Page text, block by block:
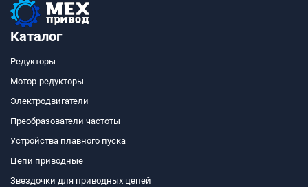
Каталог
Редукторы
Мотор-редукторы
Электродвигатели
Преобразователи частоты
Устройства плавного пуска
Цепи приводные
Звездочки для приводных цепей